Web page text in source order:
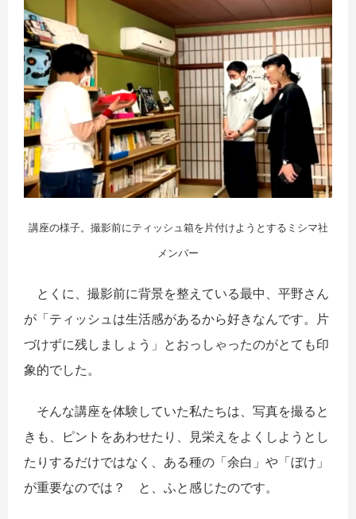
講座の様子。撮影前にティッシュ箱を片付けようとするミシマ社
メンバー
とくに、撮影前に背景を整えている最中、平野さん
が「ティッシュは生活感があるから好きなんです。片
づけずに残しましょう」とおっしゃったのがとても印
象的でした。
そんな講座を体験していた私たちは、写真を撮ると
きも、ピントをあわせたり、見栄えをよくしようとし
たりするだけではなく、ある種の「余白」や「ぼけ」
が重要なのでは？ と、ふと感じたのです。